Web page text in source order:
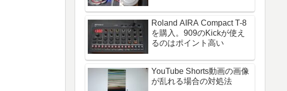
Roland AIRA Compact T-8
を購入。909のKickが使え
るのはポイント高い
YouTube Shorts動画の画像
が乱れる場合の対処法